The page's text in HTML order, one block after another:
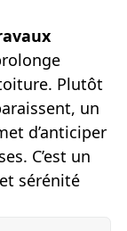
Plutôt
un
d’anticiper
C’est un
sérénité